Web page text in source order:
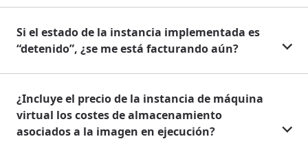
Si el estado de la instancia implementada es
“detenido”, ¿se me está facturando aún?
¿Incluye el precio de la instancia de máquina
virtual los costes de almacenamiento
asociados a la imagen en ejecución?